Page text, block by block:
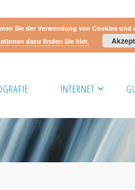
INTERNET
Sie der Verwendung von Cookies und
dazu finden Sie hier.